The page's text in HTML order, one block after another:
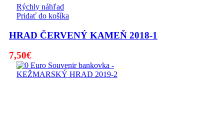
Rýchly náhľad
Pridať do košíka
HRAD ČERVENÝ KAMEŇ 2018-1
7,50€